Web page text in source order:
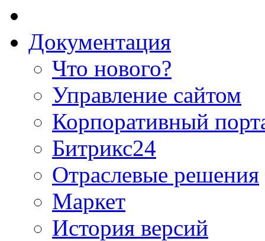
Документация
Что нового?
Управление сайтом
Корпоративный
Битрикс24
Отраслевые решения
Маркет
История версий